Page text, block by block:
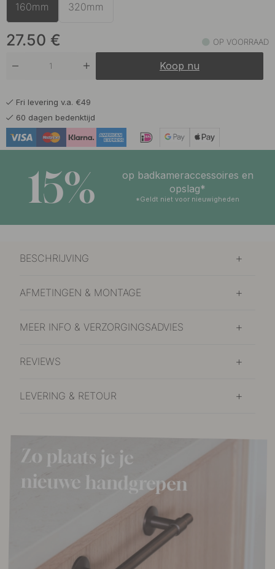
160mm 320mm
27.50 € OP VOORRAAD
Koop nu
Fri levering v.a. €49
60 dagen bedenktijd
15%
op badkameraccessoires en
opslag*
*Geldt niet voor nieuwigheden
BESCHRIJVING
AFMETINGEN & MONTAGE
MEER INFO & VERZORGINGSADVIES
REVIEWS
LEVERING & RETOUR